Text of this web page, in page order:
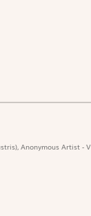
Anonymous Artist